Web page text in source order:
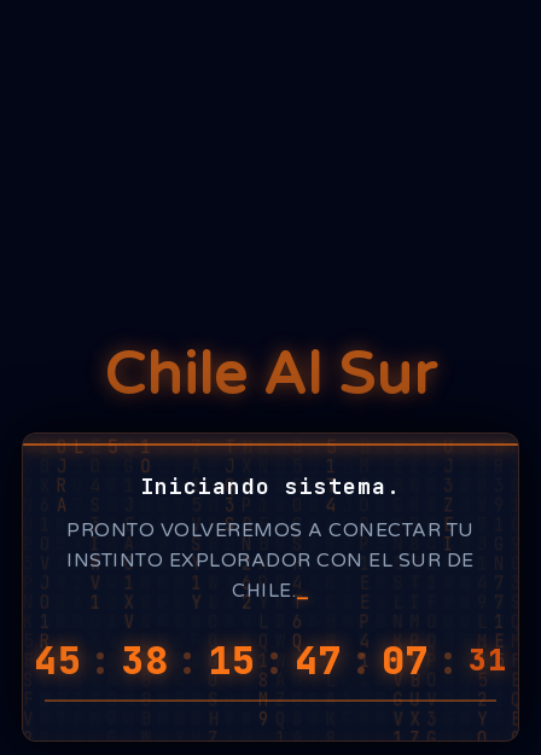
Chile Al Sur
Iniciando sistema.
PRONTO VOLVEREMOS A CONECTAR TU
INSTINTO EXPLORADOR CON EL SUR DE
CHILE.
45 : 38 : 15 : 47 : 07 : 21